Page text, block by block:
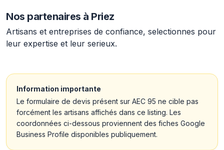
Nos partenaires à Priez
Artisans et entreprises de confiance, selectionnes pour
leur expertise et leur serieux.
Information importante
Le formulaire de devis présent sur AEC 95 ne cible pas
forcément les artisans affichés dans ce listing. Les
coordonnées ci-dessous proviennent des fiches Google
Business Profile disponibles publiquement.